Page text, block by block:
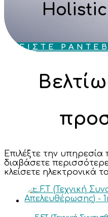
ΚΛΕΙΣΤΕ
Επιλέξτε την
διαβάσετε
κλείσετε ηλεκτρονικά